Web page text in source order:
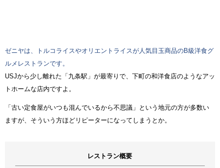
ゼニヤは、トルコライスやオリエントライスが人気目玉商品のB級洋食グ
ルメレストランです。
USJから少し離れた「九条駅」が最寄りで、下町の和洋食店のようなアッ
トホームな店内ですよ。
「古い定食屋がいつも混んでいるから不思議」という地元の方が多数い
ますが、そういう方ほどリピーターになってしまうとか。
レストラン概要